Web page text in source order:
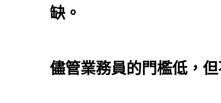
缺。
儘管業務員的門檻低，